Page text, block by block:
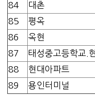
84
대촌
85
평옥
86
옥현
87
태성중고등학교.
88
현대아파트
89
용인터미널